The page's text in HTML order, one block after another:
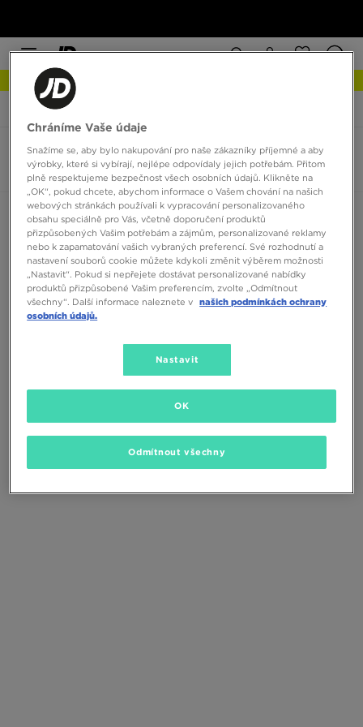
JD Sports Puma Jada
Puma Jada
0 produktů
Seřadit:Doporučené Filtrovat
Žádné produkty k zobrazení
Změňte kritéria vyhledávání nebo
odstraňte vybrané filtry
Chráníme Vaše údaje
Snažíme se, aby bylo nakupování pro naše zákazníky příjemné a aby
výrobky, které si vybírají, nejlépe odpovídaly jejich potřebám. Přitom
plně respektujeme bezpečnost všech osobních údajů. Klikněte na
„OK“, pokud chcete, abychom informace o Vašem chování na našich
webových stránkách používali k vypracování personalizovaného
obsahu speciálně pro Vás, včetně doporučení produktů
přizpůsobených Vašim potřebám a zájmům, personalizované reklamy
nebo k zapamatování vašich vybraných preferencí. Své rozhodnutí a
nastavení souborů cookie můžete kdykoli změnit výběrem možnosti
„Nastavit“. Pokud si nepřejete dostávat personalizované nabídky
produktů přizpůsobené Vašim preferencím, zvolte „Odmítnout
všechny“. Další informace naleznete v našich podmínkách ochrany
osobních údajů.
Nastavit
Odmítnout všechny
OK